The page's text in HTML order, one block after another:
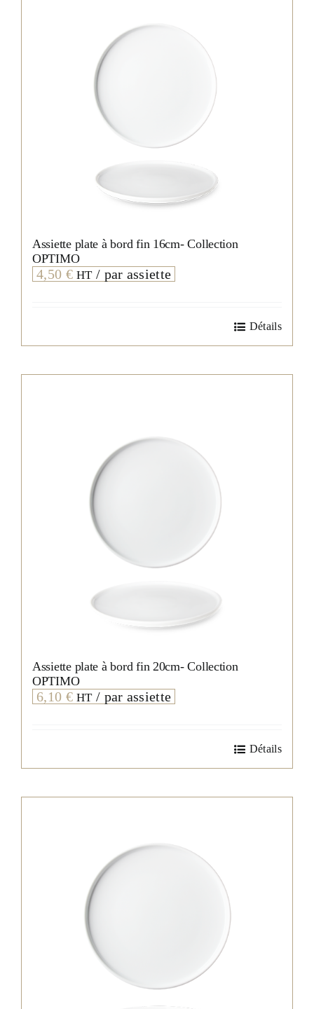
Assiette plate à bord fin 16cm- Collection
OPTIMO
4,50 € HT/ par assiette
Détails
Assiette plate à bord fin 20cm- Collection
OPTIMO
6,10 € HT/ par assiette
Détails